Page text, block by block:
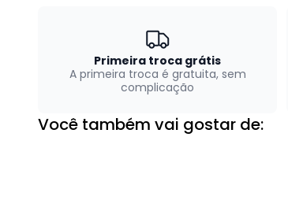
Primeira troca grátis
A primeira troca é gratuita, sem
complicação
Você também vai gostar de: